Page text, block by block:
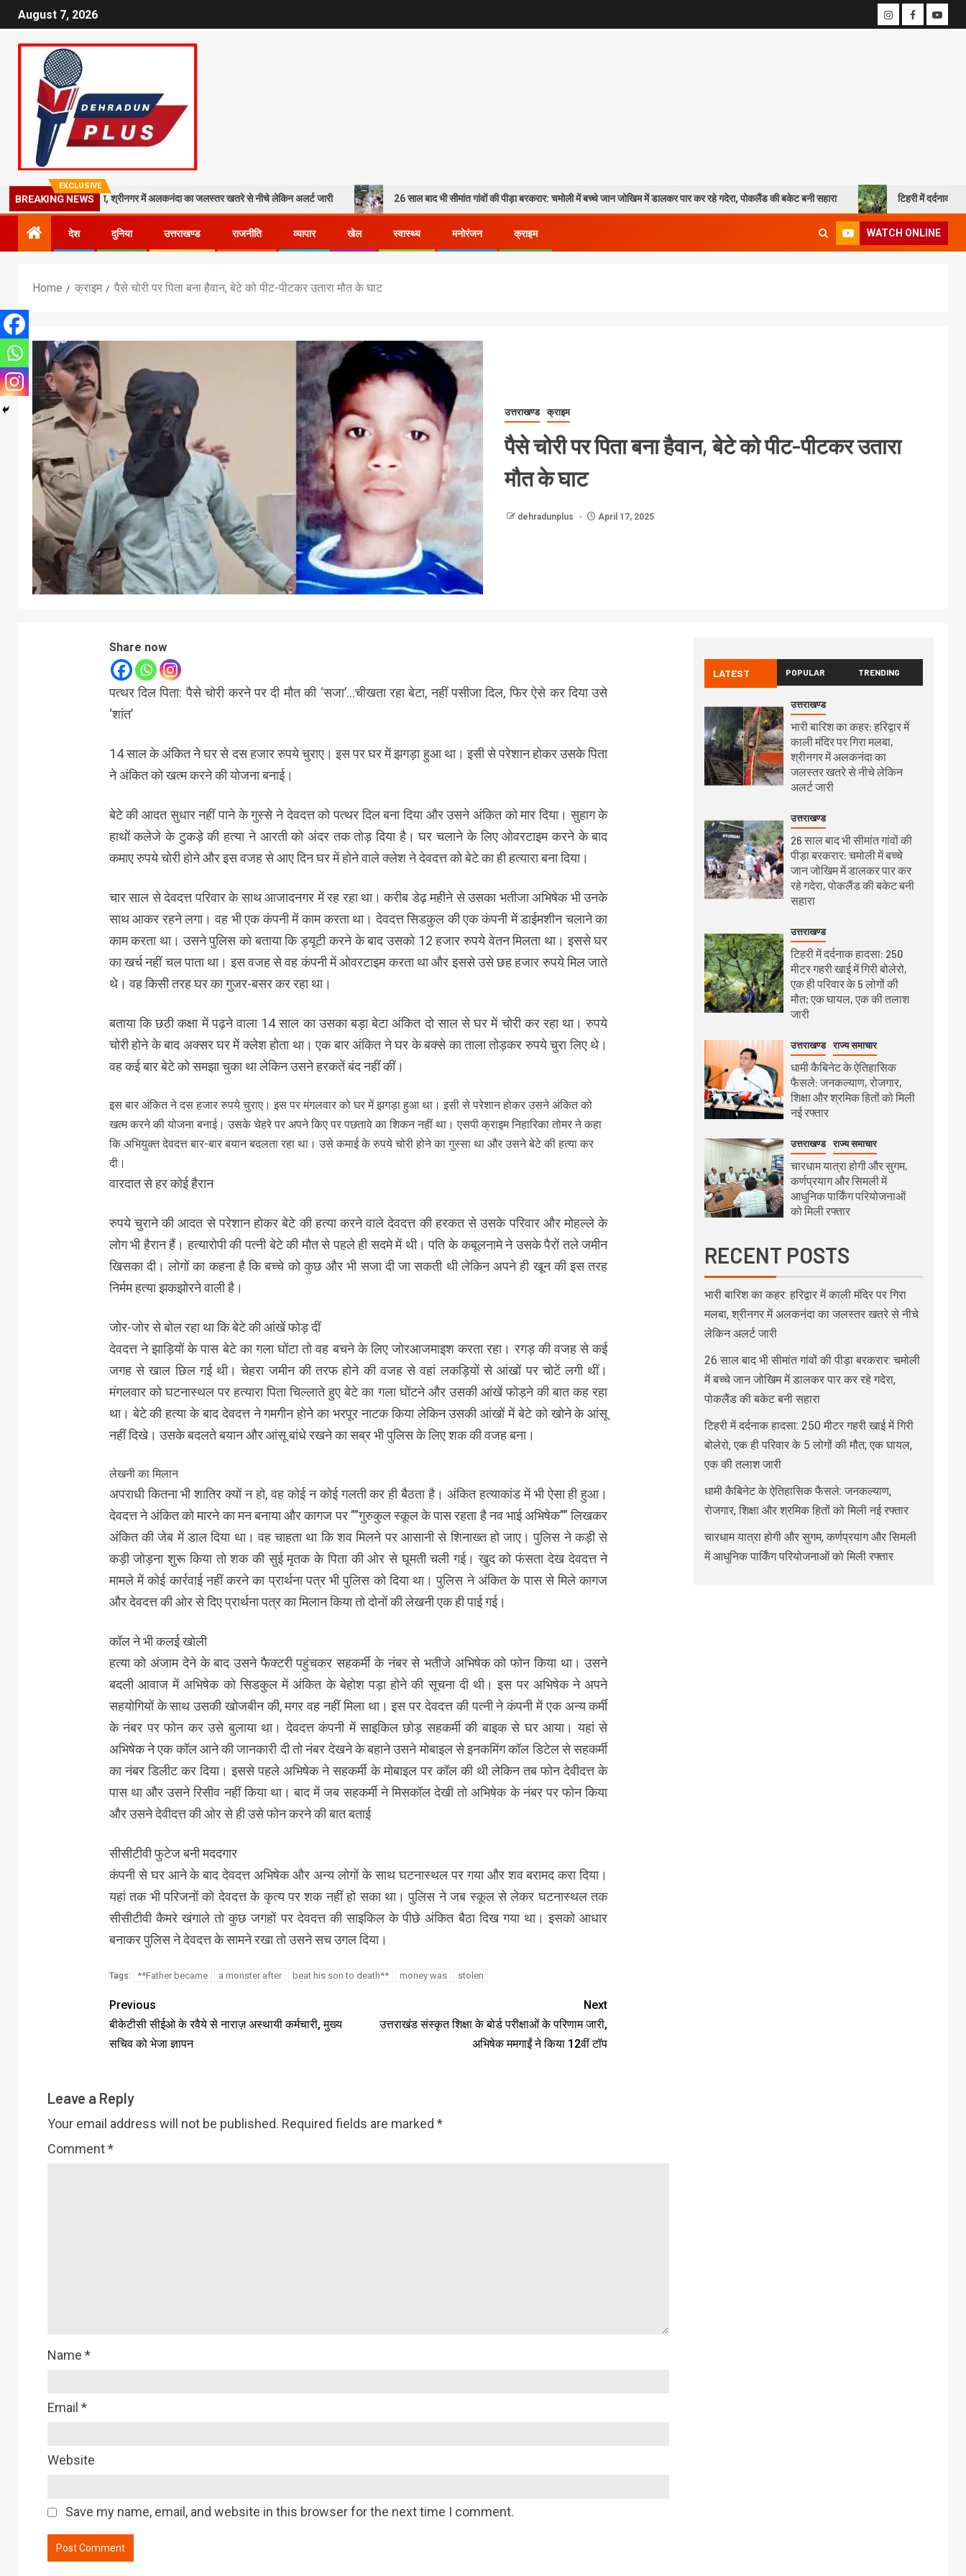
August 7, 2026
EXCLUSIVE
BREAKING NEWS
गिरा मलबा, श्रीनगर में अलकनंदा का जलस्तर खतरे से नीचे लेकिन अलर्ट जारी 26 साल बाद भी सीमांत गांवों की पीड़ा बरकरार: चमोली में बच्चे जान जोखिम में डालकर पार कर रहे गदेरा, पोकलैंड की बकेट बनी सहारा टिहरी में दर्दनाक हादसा: 250 मीटर
देश दुनिया उत्तराखण्ड राजनीति व्यापार खेल स्वास्थ्य मनोरंजन क्राइम WATCH ONLINE
Home क्राइम पैसे चोरी पर पिता बना हैवान, बेटे को पीट-पीटकर उतारा मौत के घाट
उत्तराखण्ड क्राइम
पैसे चोरी पर पिता बना हैवान, बेटे को पीट-पीटकर उतारा
मौत के घाट
dehradunplus April 17, 2025
Share now
पत्थर दिल पिता: पैसे चोरी करने पर दी मौत की ‘सजा’…चीखता रहा बेटा, नहीं पसीजा दिल, फिर ऐसे कर दिया उसे
‘शांत’
14 साल के अंकित ने घर से दस हजार रुपये चुराए। इस पर घर में झगड़ा हुआ था। इसी से परेशान होकर उसके पिता
ने अंकित को खत्म करने की योजना बनाई।
बेटे की आदत सुधार नहीं पाने के गुस्से ने देवदत्त को पत्थर दिल बना दिया और उसने अंकित को मार दिया। सुहाग के
हाथों कलेजे के टुकड़े की हत्या ने आरती को अंदर तक तोड़ दिया है। घर चलाने के लिए ओवरटाइम करने के बाद
कमाए रुपये चोरी होने और इस वजह से आए दिन घर में होने वाले क्लेश ने देवदत्त को बेटे का ही हत्यारा बना दिया।
चार साल से देवदत्त परिवार के साथ आजादनगर में रह रहा था। करीब डेढ़ महीने से उसका भतीजा अभिषेक भी उनके
साथ आकर रहने लगा। वह भी एक कंपनी में काम करता था। देवदत्त सिडकुल की एक कंपनी में डाईमशीन चलाने का
काम करता था। उसने पुलिस को बताया कि ड्यूटी करने के बाद उसको 12 हजार रुपये वेतन मिलता था। इससे घर
का खर्च नहीं चल पाता था। इस वजह से वह कंपनी में ओवरटाइम करता था और इससे उसे छह हजार रुपये मिल जाते
थे। वह किसी तरह घर का गुजर-बसर कर रहा था।
बताया कि छठी कक्षा में पढ़ने वाला 14 साल का उसका बड़ा बेटा अंकित दो साल से घर में चोरी कर रहा था। रुपये
चोरी होने के बाद अक्सर घर में क्लेश होता था। एक बार अंकित ने घर के बक्से का ताला तोड़कर रुपये चुरा लिए थे।
वह कई बार बेटे को समझा चुका था लेकिन उसने हरकतें बंद नहीं कीं।
इस बार अंकित ने दस हजार रुपये चुराए। इस पर मंगलवार को घर में झगड़ा हुआ था। इसी से परेशान होकर उसने अंकित को
खत्म करने की योजना बनाई। उसके चेहरे पर अपने किए पर पछतावे का शिकन नहीं था। एसपी क्राइम निहारिका तोमर ने कहा
कि अभियुक्त देवदत्त बार-बार बयान बदलता रहा था। उसे कमाई के रुपये चोरी होने का गुस्सा था और उसने बेटे की हत्या कर
दी।
वारदात से हर कोई हैरान
रुपये चुराने की आदत से परेशान होकर बेटे की हत्या करने वाले देवदत्त की हरकत से उसके परिवार और मोहल्ले के
लोग भी हैरान हैं। हत्यारोपी की पत्नी बेटे की मौत से पहले ही सदमे में थी। पति के कबूलनामे ने उसके पैरों तले जमीन
खिसका दी। लोगों का कहना है कि बच्चे को कुछ और भी सजा दी जा सकती थी लेकिन अपने ही खून की इस तरह
निर्मम हत्या झकझोरने वाली है।
जोर-जोर से बोल रहा था कि बेटे की आंखें फोड़ दीं
देवदत्त ने झाड़ियों के पास बेटे का गला घोंटा तो वह बचने के लिए जोरआजमाइश करता रहा। रगड़ की वजह से कई
जगह से खाल छिल गई थी। चेहरा जमीन की तरफ होने की वजह से वहां लकड़ियों से आंखों पर चोटें लगी थीं।
मंगलवार को घटनास्थल पर हत्यारा पिता चिल्लाते हुए बेटे का गला घोंटने और उसकी आंखें फोड़ने की बात कह रहा
था। बेटे की हत्या के बाद देवदत्त ने गमगीन होने का भरपूर नाटक किया लेकिन उसकी आंखों में बेटे को खोने के आंसू
नहीं दिखे। उसके बदलते बयान और आंसू बांधे रखने का सब्र भी पुलिस के लिए शक की वजह बना।
लेखनी का मिलान
अपराधी कितना भी शातिर क्यों न हो, वह कोई न कोई गलती कर ही बैठता है। अंकित हत्याकांड में भी ऐसा ही हुआ।
देवदत्त ने अंकित को मारने का मन बनाया और कागज पर ””गुरुकुल स्कूल के पास रहता है नव भाई अभिषेक”” लिखकर
अंकित की जेब में डाल दिया था। वह चाहता था कि शव मिलने पर आसानी से शिनाख्त हो जाए। पुलिस ने कड़ी से
कड़ी जोड़ना शुरू किया तो शक की सुई मृतक के पिता की ओर से घूमती चली गई। खुद को फंसता देख देवदत्त ने
मामले में कोई कार्रवाई नहीं करने का प्रार्थना पत्र भी पुलिस को दिया था। पुलिस ने अंकित के पास से मिले कागज
और देवदत्त की ओर से दिए प्रार्थना पत्र का मिलान किया तो दोनों की लेखनी एक ही पाई गई।
कॉल ने भी कलई खोली
हत्या को अंजाम देने के बाद उसने फैक्टरी पहुंचकर सहकर्मी के नंबर से भतीजे अभिषेक को फोन किया था। उसने
बदली आवाज में अभिषेक को सिडकुल में अंकित के बेहोश पड़ा होने की सूचना दी थी। इस पर अभिषेक ने अपने
सहयोगियों के साथ उसकी खोजबीन की, मगर वह नहीं मिला था। इस पर देवदत्त की पत्नी ने कंपनी में एक अन्य कर्मी
के नंबर पर फोन कर उसे बुलाया था। देवदत्त कंपनी में साइकिल छोड़ सहकर्मी की बाइक से घर आया। यहां से
अभिषेक ने एक कॉल आने की जानकारी दी तो नंबर देखने के बहाने उसने मोबाइल से इनकमिंग कॉल डिटेल से सहकर्मी
का नंबर डिलीट कर दिया। इससे पहले अभिषेक ने सहकर्मी के मोबाइल पर कॉल की थी लेकिन तब फोन देवीदत्त के
पास था और उसने रिसीव नहीं किया था। बाद में जब सहकर्मी ने मिसकॉल देखी तो अभिषेक के नंबर पर फोन किया
और उसने देवीदत्त की ओर से ही उसे फोन करने की बात बताई
सीसीटीवी फुटेज बनी मददगार
कंपनी से घर आने के बाद देवदत्त अभिषेक और अन्य लोगों के साथ घटनास्थल पर गया और शव बरामद करा दिया।
यहां तक भी परिजनों को देवदत्त के कृत्य पर शक नहीं हो सका था। पुलिस ने जब स्कूल से लेकर घटनास्थल तक
सीसीटीवी कैमरे खंगाले तो कुछ जगहों पर देवदत्त की साइकिल के पीछे अंकित बैठा दिख गया था। इसको आधार
बनाकर पुलिस ने देवदत्त के सामने रखा तो उसने सच उगल दिया।
Tags: **Father became a monster after beat his son to death** money was stolen
Previous
बीकेटीसी सीईओ के रवैये से नाराज़ अस्थायी कर्मचारी, मुख्य
सचिव को भेजा ज्ञापन
Next
उत्तराखंड संस्कृत शिक्षा के बोर्ड परीक्षाओं के परिणाम जारी,
अभिषेक ममगाईं ने किया 12वीं टॉप
Leave a Reply
Your email address will not be published. Required fields are marked *
Comment*
Name *
Email *
Website
Save my name, email, and website in this browser for the next time I comment.
LATEST POPULAR TRENDING
उत्तराखण्ड
भारी बारिश का कहर: हरिद्वार में
काली मंदिर पर गिरा मलबा,
श्रीनगर में अलकनंदा का
जलस्तर खतरे से नीचे लेकिन
अलर्ट जारी
उत्तराखण्ड
26 साल बाद भी सीमांत गांवों की
पीड़ा बरकरार: चमोली में बच्चे
जान जोखिम में डालकर पार कर
रहे गदेरा, पोकलैंड की बकेट बनी
सहारा
उत्तराखण्ड
टिहरी में दर्दनाक हादसा: 250
मीटर गहरी खाई में गिरी बोलेरो,
एक ही परिवार के 5 लोगों की
मौत; एक घायल, एक की तलाश
जारी
उत्तराखण्ड राज्य समाचार
धामी कैबिनेट के ऐतिहासिक
फैसले: जनकल्याण, रोजगार,
शिक्षा और श्रमिक हितों को मिली
नई रफ्तार
उत्तराखण्ड राज्य समाचार
चारधाम यात्रा होगी और सुगम,
कर्णप्रयाग और सिमली में
आधुनिक पार्किंग परियोजनाओं
को मिली रफ्तार
RECENT POSTS
भारी बारिश का कहर: हरिद्वार में काली मंदिर पर गिरा
मलबा, श्रीनगर में अलकनंदा का जलस्तर खतरे से नीचे
लेकिन अलर्ट जारी
26 साल बाद भी सीमांत गांवों की पीड़ा बरकरार: चमोली
में बच्चे जान जोखिम में डालकर पार कर रहे गदेरा,
पोकलैंड की बकेट बनी सहारा
टिहरी में दर्दनाक हादसा: 250 मीटर गहरी खाई में गिरी
बोलेरो, एक ही परिवार के 5 लोगों की मौत; एक घायल,
एक की तलाश जारी
धामी कैबिनेट के ऐतिहासिक फैसले: जनकल्याण,
रोजगार, शिक्षा और श्रमिक हितों को मिली नई रफ्तार
चारधाम यात्रा होगी और सुगम, कर्णप्रयाग और सिमली
में आधुनिक पार्किंग परियोजनाओं को मिली रफ्तार